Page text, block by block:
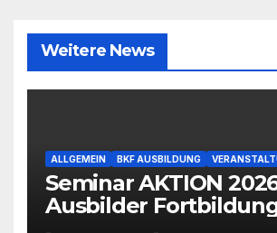
Weitere News
ALLGEMEIN BKF AUSBILDUNG
Seminar AKTION
Ausbilder
ab 399€!!!